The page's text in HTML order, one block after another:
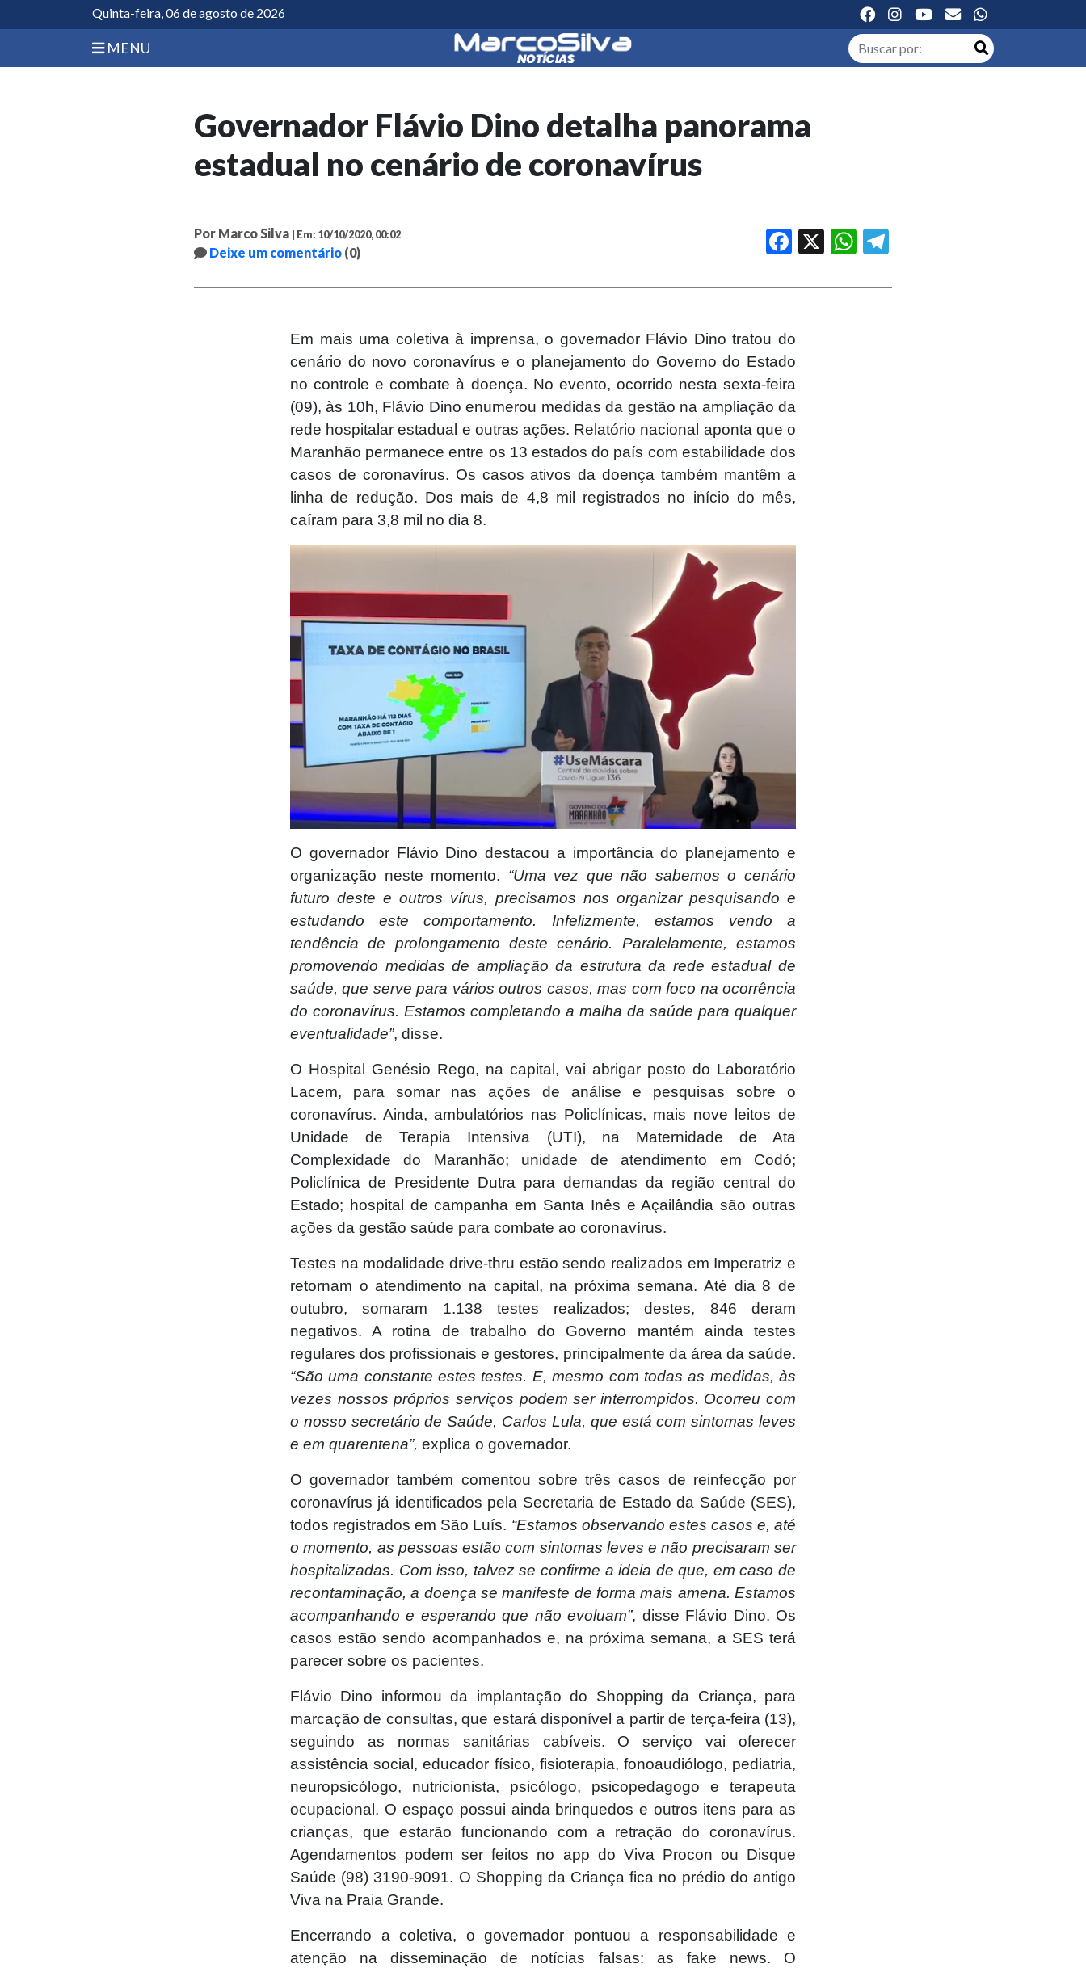
Quinta-feira, 06 de agosto de 2026
MENU
Governador Flávio Dino detalha panorama
estadual no cenário de coronavírus
Por Marco Silva | Em: 10/10/2020, 00:02
Deixe um comentário (0)
Facebook WhatsApp
Em mais uma coletiva à imprensa, o governador Flávio Dino tratou do
cenário do novo coronavírus e o planejamento do Governo do Estado
no controle e combate à doença. No evento, ocorrido nesta sexta-feira
(09), às 10h, Flávio Dino enumerou medidas da gestão na ampliação da
rede hospitalar estadual e outras ações. Relatório nacional aponta que o
Maranhão permanece entre os 13 estados do país com estabilidade dos
casos de coronavírus. Os casos ativos da doença também mantêm a
linha de redução. Dos mais de 4,8 mil registrados no início do mês,
caíram para 3,8 mil no dia 8.
O governador Flávio Dino destacou a importância do planejamento e
organização neste momento. “Uma vez que não sabemos o cenário
futuro deste e outros vírus, precisamos nos organizar pesquisando e
estudando este comportamento. Infelizmente, estamos vendo a
tendência de prolongamento deste cenário. Paralelamente, estamos
promovendo medidas de ampliação da estrutura da rede estadual de
saúde, que serve para vários outros casos, mas com foco na ocorrência
do coronavírus. Estamos completando a malha da saúde para qualquer
eventualidade”, disse.
O Hospital Genésio Rego, na capital, vai abrigar posto do Laboratório
Lacem, para somar nas ações de análise e pesquisas sobre o
coronavírus. Ainda, ambulatórios nas Policlínicas, mais nove leitos de
Unidade de Terapia Intensiva (UTI), na Maternidade de Ata
Complexidade do Maranhão; unidade de atendimento em Codó;
Policlínica de Presidente Dutra para demandas da região central do
Estado; hospital de campanha em Santa Inês e Açailândia são outras
ações da gestão saúde para combate ao coronavírus.
Testes na modalidade drive-thru estão sendo realizados em Imperatriz e
retornam o atendimento na capital, na próxima semana. Até dia 8 de
outubro, somaram 1.138 testes realizados; destes, 846 deram
negativos. A rotina de trabalho do Governo mantém ainda testes
regulares dos profissionais e gestores, principalmente da área da saúde.
“São uma constante estes testes. E, mesmo com todas as medidas, às
vezes nossos próprios serviços podem ser interrompidos. Ocorreu com
o nosso secretário de Saúde, Carlos Lula, que está com sintomas leves
e em quarentena”, explica o governador.
O governador também comentou sobre três casos de reinfecção por
coronavírus já identificados pela Secretaria de Estado da Saúde (SES),
todos registrados em São Luís. “Estamos observando estes casos e, até
o momento, as pessoas estão com sintomas leves e não precisaram ser
hospitalizadas. Com isso, talvez se confirme a ideia de que, em caso de
recontaminação, a doença se manifeste de forma mais amena. Estamos
acompanhando e esperando que não evoluam”, disse Flávio Dino. Os
casos estão sendo acompanhados e, na próxima semana, a SES terá
parecer sobre os pacientes.
Flávio Dino informou da implantação do Shopping da Criança, para
marcação de consultas, que estará disponível a partir de terça-feira (13),
seguindo as normas sanitárias cabíveis. O serviço vai oferecer
assistência social, educador físico, fisioterapia, fonoaudiólogo, pediatria,
neuropsicólogo, nutricionista, psicólogo, psicopedagogo e terapeuta
ocupacional. O espaço possui ainda brinquedos e outros itens para as
crianças, que estarão funcionando com a retração do coronavírus.
Agendamentos podem ser feitos no app do Viva Procon ou Disque
Saúde (98) 3190-9091. O Shopping da Criança fica no prédio do antigo
Viva na Praia Grande.
Encerrando a coletiva, o governador pontuou a responsabilidade e
atenção na disseminação de notícias falsas: as fake news. O